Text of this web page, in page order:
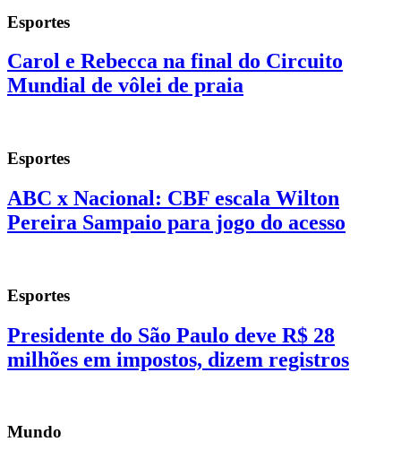
Esportes
Carol e Rebecca na final do Circuito
Mundial de vôlei de praia
Esportes
ABC x Nacional: CBF escala Wilton
Pereira Sampaio para jogo do acesso
Esportes
Presidente do São Paulo deve R$ 28
milhões em impostos, dizem registros
Mundo